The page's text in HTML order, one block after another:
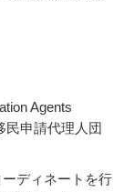
Agents
民申請代理人団
ディネートを行